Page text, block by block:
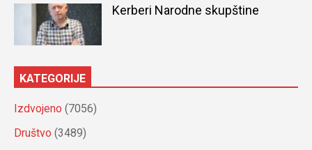
Kerberi Narodne skupštine
KATEGORIJE
Izdvojeno (7056)
Društvo (3489)